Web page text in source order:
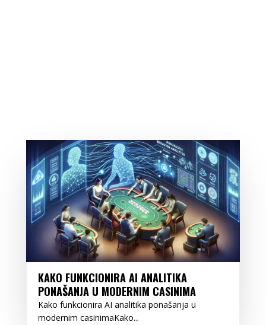
KAKO FUNKCIONIRA AI ANALITIKA
PONAŠANJA U MODERNIM CASINIMA
Kako funkcionira AI analitika ponašanja u
modernim casinimaKako...